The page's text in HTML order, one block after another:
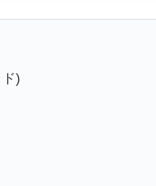
)